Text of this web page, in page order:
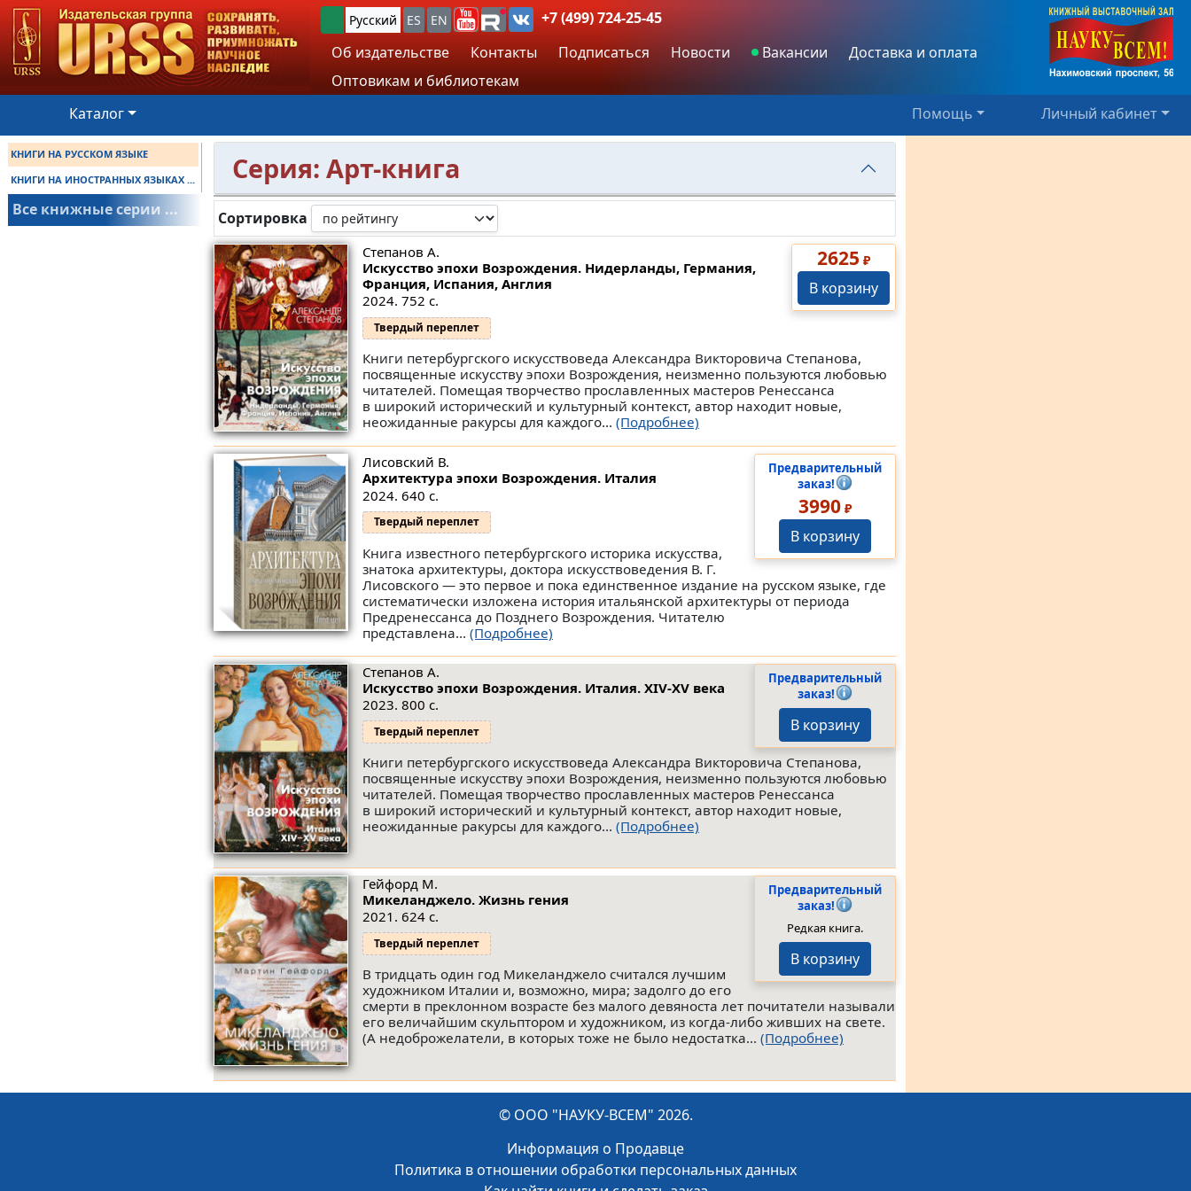
Русский ES EN
+7 (499) 724-25-45
Об издательстве
Контакты Подписаться Новости Вакансии
Доставка и оплата
Оптовикам и библиотекам
Каталог
Помощь Личный кабинет
КНИГИ НА РУССКОМ ЯЗЫКЕ
КНИГИ НА ИНОСТРАННЫХ ЯЗЫКАХ ...
Все книжные серии ...
Серия: Арт-книга
Сортировка
2625 ₽
В корзину
Степанов А.
Искусство эпохи Возрождения. Нидерланды, Германия,
Франция, Испания, Англия
2024. 752 с.
Твердый переплет
Книги петербургского искусствоведа Александра Викторовича Степанова,
посвященные искусству эпохи Возрождения, неизменно пользуются любовью
читателей. Помещая творчество прославленных мастеров Ренессанса
в широкий исторический и культурный контекст, автор находит новые,
неожиданные ракурсы для каждого... (Подробнее)
Предварительный
заказ!
3990 ₽
В корзину
Лисовский В.
Архитектура эпохи Возрождения. Италия
2024. 640 с.
Твердый переплет
Книга известного петербургского историка искусства,
знатока архитектуры, доктора искусствоведения В. Г.
Лисовского — это первое и пока единственное издание на русском языке, где
систематически изложена история итальянской архитектуры от периода
Предренессанса до Позднего Возрождения. Читателю
представлена... (Подробнее)
Предварительный
заказ!
В корзину
Степанов А.
Искусство эпохи Возрождения. Италия. XIV-XV века
2023. 800 с.
Твердый переплет
Книги петербургского искусствоведа Александра Викторовича Степанова,
посвященные искусству эпохи Возрождения, неизменно пользуются любовью
читателей. Помещая творчество прославленных мастеров Ренессанса
в широкий исторический и культурный контекст, автор находит новые,
неожиданные ракурсы для каждого... (Подробнее)
Предварительный
заказ!
Редкая книга.
В корзину
Гейфорд М.
Микеланджело. Жизнь гения
2021. 624 с.
Твердый переплет
В тридцать один год Микеланджело считался лучшим
художником Италии и, возможно, мира; задолго до его
смерти в преклонном возрасте без малого девяноста лет почитатели называли
его величайшим скульптором и художником, из когда-либо живших на свете.
(А недоброжелатели, в которых тоже не было недостатка... (Подробнее)
© ООО "НАУКУ-ВСЕМ" 2026.
Информация о Продавце
Политика в отношении обработки персональных данных